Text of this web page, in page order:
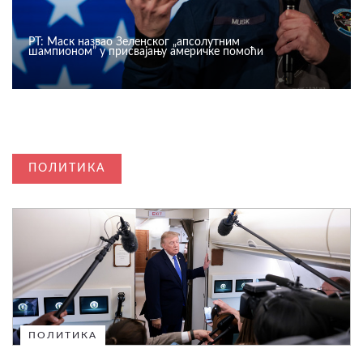
РТ: Маск назвао Зеленског „апсолутним
шампионом” у присвајању америчке помоћи
ПОЛИТИКА
ПОЛИТИКА